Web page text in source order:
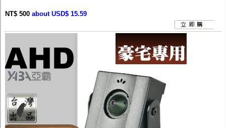
NT$ 500 about USD$ 15.59